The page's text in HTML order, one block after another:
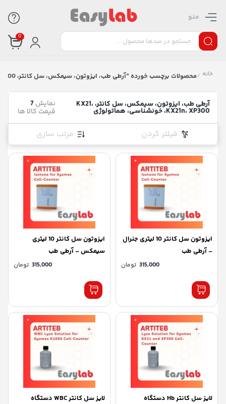
منو
0
خانه /محصولات برچسب خورده “آرطی طب، ایزوتون، سیمکس، سل کانتر، KX21، KX21n، XP300، خونشناسی، هماتولوژی”
آرطی طب، ایزوتون، سیمکس، سل کانتر، KX21،
KX21n، XP300، خونشناسی، هماتولوژی
نمایش7
قیمت کالا ها
فیلتر کردن مرتب سازی
ایزوتون سل کانتر 10 لیتری جنرال
– آرطی طب
315,000 تومان
ایزوتون سل کانتر 10 لیتری
سیمکس – آرطی طب
315,000 تومان
لایز سل کانتر Hb دستگاه
لایز سل کانتر WBC دستگاه